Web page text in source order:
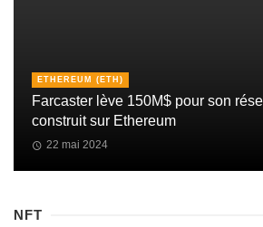
ETHEREUM (ETH)
Farcaster lève 150M$ pour son
construit sur Ethereum
22 mai 2024
NFT